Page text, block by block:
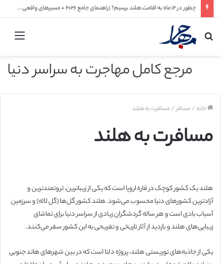
چطور در ۱۲ ماه به اقامت هلند برسیم؟ (راهنمای جامع ۲۰۲۶ + مسیرهای واقعی و قابل اجرا)
جستجو
مرجع کامل مهاجرت به سراسر دنیا
خانه / مسافر / مسافرت به هلند
مسافرت به هلند
هلند یک کشور کوچک در قاره اروپا است که یکی از زیباترین، ثروتمندترین و
آزادترین کشورهای دنیا محسوب می‌شود. هلند کشور گل‌ها (گل لاله) و سرزمین
آسیاب بادی است و هر ساله گردشگران زیادی از سراسر دنیا برای تماشای
زیبایی‌های هلند و بازدید از آثار تاریخی و تفریحی به این کشور سفر می‌کنند.
یکی از جاذبه‌های توریستی هلند، پروژه دلتا است که در بین شهرهای هاند جنوبی